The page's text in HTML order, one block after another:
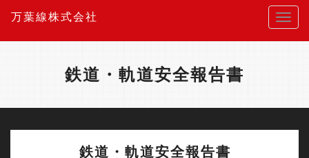
万葉線株式会社
鉄道・軌道安全報告書
鉄道・軌道安全報告書